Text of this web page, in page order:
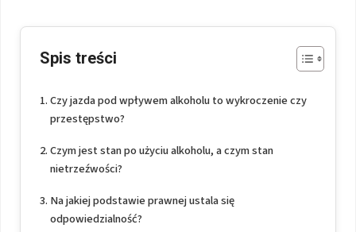
Spis treści
Czy jazda pod wpływem alkoholu to wykroczenie czy
przestępstwo?
Czym jest stan po użyciu alkoholu, a czym stan
nietrzeźwości?
Na jakiej podstawie prawnej ustala się
odpowiedzialność?